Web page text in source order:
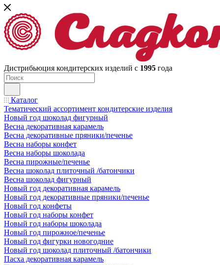
Дистрибьюция кондитерских изделий с 1995 года
Каталог
Тематический ассортимент кондитерские изделия
Новый год шоколад фигурный
Весна декоративная карамель
Весна декоративные пряники/печенье
Весна наборы конфет
Весна наборы шоколада
Весна пирожные/печенье
Весна шоколад плиточный /батончики
Весна шоколад фигурный
Новый год декоративная карамель
Новый год декоративные пряники/печенье
Новый год конфеты
Новый год наборы конфет
Новый год наборы шоколада
Новый год пирожное/печенье
Новый год фигурки новогодние
Новый год шоколад плиточный /батончики
Пасха декоративная карамель